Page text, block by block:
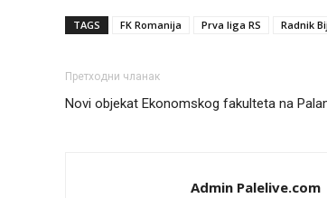
TAGS FK Romanija Prva liga RS Radnik
Претходни чланак
Novi objekat Ekonomskog fakulteta na
Admin Palelive.com